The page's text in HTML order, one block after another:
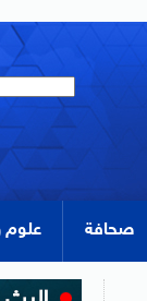
صحافة علوم